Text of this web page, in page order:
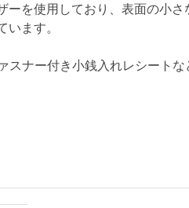
ーを使用しており、表面の小さ
ます。
スナー付き小銭入れレシート